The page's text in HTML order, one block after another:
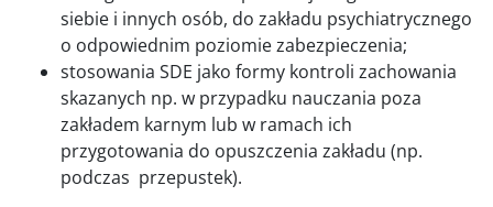
siebie i innych osób, do zakładu psychiatrycznego
o odpowiednim poziomie zabezpieczenia;
stosowania SDE jako formy kontroli zachowania
skazanych np. w przypadku nauczania poza
zakładem karnym lub w ramach ich
przygotowania do opuszczenia zakładu (np.
podczas przepustek).